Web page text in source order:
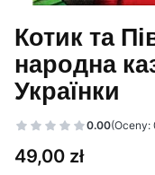
Котик та
народна
Українки
0.00(Oceny:
Cena
49,00 zł